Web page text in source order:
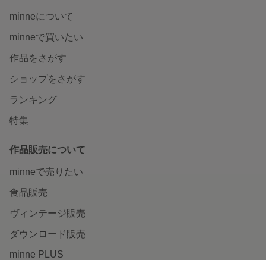
minneについて
minneで買いたい
作品をさがす
ショップをさがす
ランキング
特集
作品販売について
minneで売りたい
食品販売
ヴィンテージ販売
ダウンロード販売
minne PLUS